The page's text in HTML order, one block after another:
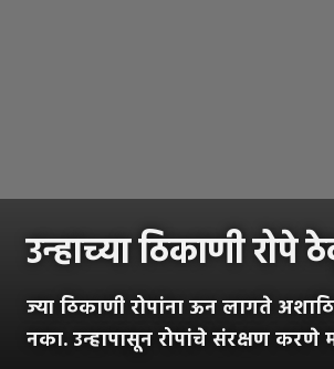
उन्हाच्या ठिकाणी रोपे
ज्या ठिकाणी रोपांना ऊन लागते
नका. उन्हापासून रोपांचे संरक्षण